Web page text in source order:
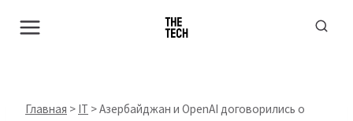
Главная > IT >Азербайджан и OpenAI договорились о